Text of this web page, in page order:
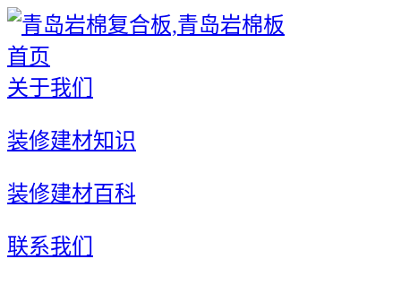
首页
关于我们
装修建材知识
装修建材百科
联系我们